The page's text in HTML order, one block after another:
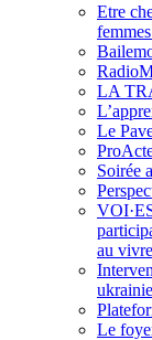
Etre
LA
Le
Soirée
au
Le